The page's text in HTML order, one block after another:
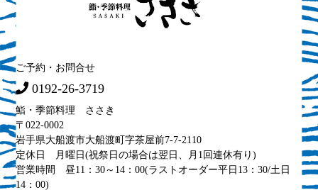
ご予約・お問合せ
0192-26-3719
鮨・季節料理 ささき
〒022-0002
岩手県大船渡市大船渡町字茶屋前7-7-2110
定休日 月曜日(祝祭日の場合は翌日、月1回連休有り)
営業時間 昼11：30～14：00(ラストオーダー平日13：30/土日
14：00)